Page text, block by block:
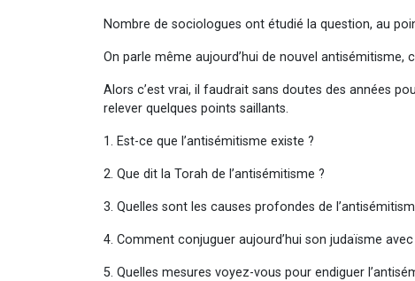
Nombre de sociologues ont étudié la question, au
On parle même aujourd’hui de nouvel antisémitisme,
Alors c’est vrai, il faudrait sans doutes des années
relever quelques points saillants.
1. Est-ce que l’antisémitisme existe ?
2. Que dit la Torah de l’antisémitisme ?
3. Quelles sont les causes profondes de
4. Comment conjuguer aujourd’hui son judaïsme avec
5. Quelles mesures voyez-vous pour endiguer